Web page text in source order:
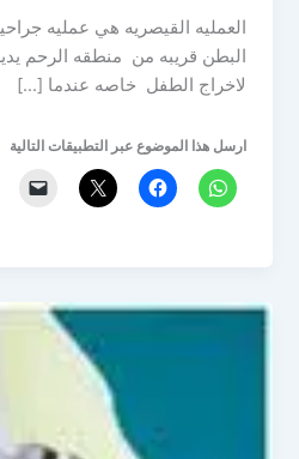
العمليه القيصريه هي عمليه
البطن قريبه من منطقه الرحم
لاخراج الطفل خاصه عندما […]
ارسل هذا الموضوع عبر التطبيقات التالية